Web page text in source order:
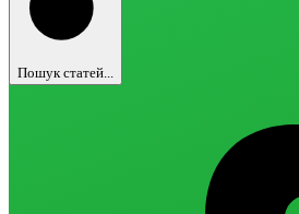
Пошук статей...